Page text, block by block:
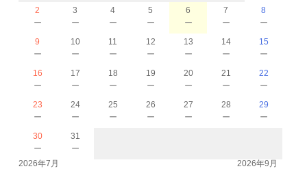
2
－
3
－
4
－
5
－
6
－
7
－
8
－
9
－
10
－
11
－
12
－
13
－
14
－
15
－
16
－
17
－
18
－
19
－
20
－
21
－
22
－
23
－
24
－
25
－
26
－
27
－
28
－
29
－
30
－
31
－
2026年7月 2026年9月